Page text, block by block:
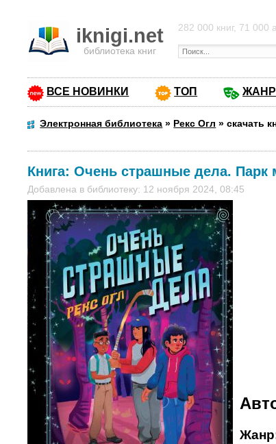
iknigi.net
библиотека книг
282 000 книг, 71 000
ВСЕ НОВИНКИ ТОП
Электронная библиотека » Рекс Огл »скачать
Книга:Очень страшные дела. Парк
Добавлена в библиотеку: 12 ноября 2024, 08:45